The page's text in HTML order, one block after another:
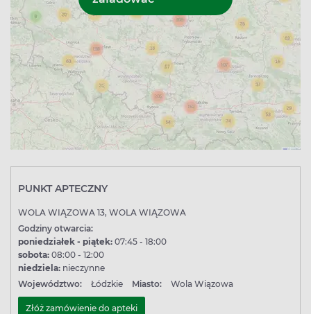
PUNKT APTECZNY
WOLA WIĄZOWA 13, WOLA WIĄZOWA
Godziny otwarcia:
poniedziałek - piątek: 07:45 - 18:00
sobota: 08:00 - 12:00
niedziela: nieczynne
Województwo:
Łódzkie Miasto: Wola Wiązowa
Złóż zamówienie do apteki